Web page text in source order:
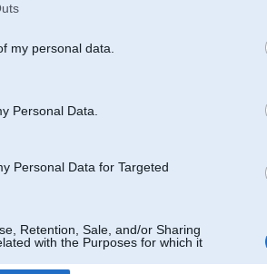
my personal data.
Personal Data.
Personal Data for Targeted
Retention, Sale, and/or Sharing
with the Purposes for which it